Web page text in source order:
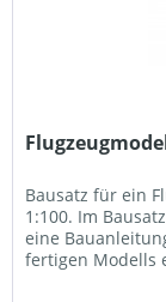
Bausatz für ein
1:100. Im
eine
fertigen Modells